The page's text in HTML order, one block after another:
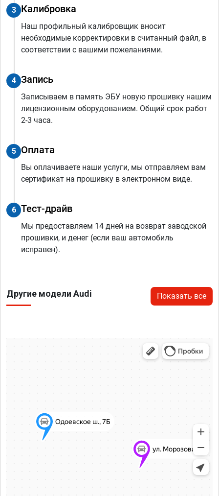
3 Калибровка
Наш профильный калибровщик вносит
необходимые корректировки в считанный файл, в
соответствии с вашими пожеланиями.
4 Запись
Записываем в память ЭБУ новую прошивку нашим
лицензионным оборудованием. Общий срок работ
2-3 часа.
5 Оплата
Вы оплачиваете наши услуги, мы отправляем вам
сертификат на прошивку в электронном виде.
6 Тест-драйв
Мы предоставляем 14 дней на возврат заводской
прошивки, и денег (если ваш автомобиль
исправен).
Другие модели Audi Показать все